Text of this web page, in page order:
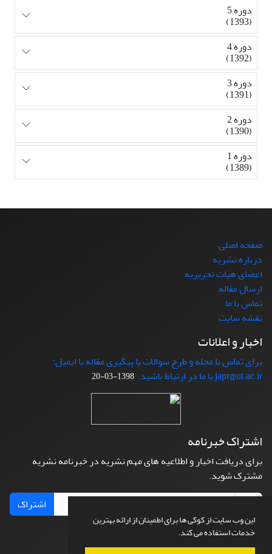
این وب سایت از کوکی ها برای اطمینان از ارائه بهترین
خدمات استفاده می کند.
دوره 5
(1393)
دوره 4
(1392)
دوره 3
(1391)
دوره 2
(1390)
دوره 1
(1389)
صفحه اصلی
درباره نشریه
اعضای هیات تحریریه
ارسال مقاله
تماس با ما
نقشه سایت
اخبار و اعلانات
برای تماس با مجله و طرح سوالات یا پیگیری مقاله با ایمیل:
japr@ut.ac.ir با ما در ارتباط باشید.
1398-03-20
اشتراک خبرنامه
برای دریافت اخبار و اطلاعیه های مهم نشریه در خبرنامه نشریه
مشترک شوید.
اشتراک